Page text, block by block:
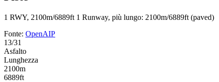
1 RWY, 2100m/6889ft 1 Runway, più lungo: 2100m/6889ft (paved)
Fonte: OpenAIP
13/31
Asfalto
Lunghezza
2100m
6889ft